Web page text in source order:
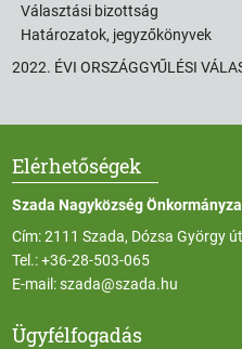
Választási bizottság
Határozatok, jegyzőkönyvek
2022. ÉVI ORSZÁGGYŰLÉSI
Elérhetőségek
Szada Nagyközség
Cím: 2111 Szada, Dózsa György
Tel.:+36-28-503-065
E-mail:szada@szada.hu
Ügyfélfogadás